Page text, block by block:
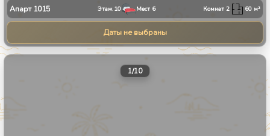
Апарт 1015 Этаж 10 Мест 6 Комнат2 60 м²
Даты не выбраны
1/10